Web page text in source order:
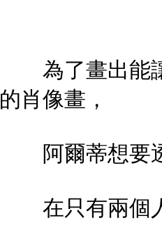
為了畫出能讓
的肖像畫，
阿爾蒂想要透
在只有兩個